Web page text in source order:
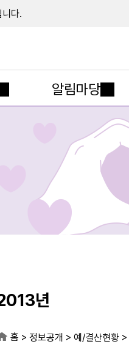
다.
알림마당
년
홈 > 정보공개 > 예/결산현황 >